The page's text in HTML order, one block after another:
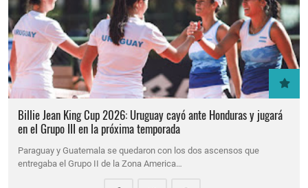
Billie Jean King Cup 2026: Uruguay cayó ante Honduras y jugará
en el Grupo III en la próxima temporada
Paraguay y Guatemala se quedaron con los dos ascensos que
entregaba el Grupo II de la Zona America…